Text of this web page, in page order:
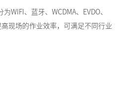
WIFI、蓝牙、WCDMA、EVDO、
现场的作业效率，可满足不同行业